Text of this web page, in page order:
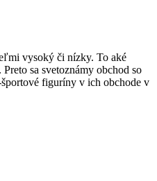
vysoký či nízky. To aké
sa svetoznámy obchod so
figuríny v ich obchode v